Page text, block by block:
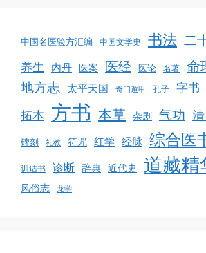
中国名医验方汇编 中国文学史 书法 二
养生 内丹 医案 医经 医论 名著 命
地方志 太平天国 奇门遁甲 孔子 字书
拓本 方书 本草 杂剧 气功
碑刻 礼教 符咒 红学 经脉 综合医
训诂书 诊断 辞典 近代史 道藏精
风俗志 龙学